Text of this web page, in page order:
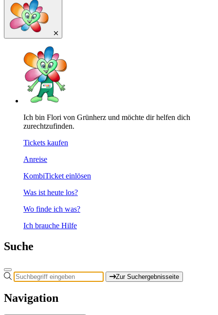
Ich bin Flori von Grünherz und möchte dir helfen dich
zurechtzufinden.
Tickets kaufen
Anreise
KombiTicket einlösen
Was ist heute los?
Wo finde ich was?
Ich brauche Hilfe
Suche
Zur Suchergebnisseite
Navigation